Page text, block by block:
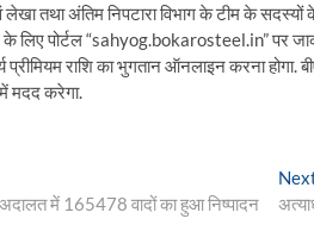
लेखा तथा अंतिम निपटारा विभाग के टीम के
के लिए पोर्टल “sahyog.bokarosteel.in” पर
प्रीमियम राशि का भुगतान ऑनलाइन करना
मदद करेगा.
अदालत में 165478 वादों का हुआ निष्पादन